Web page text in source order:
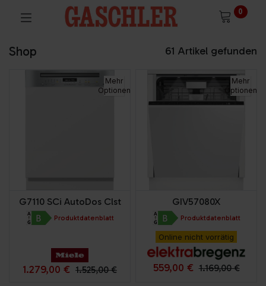
0
Shop 61 Artikel gefunden
Mehr
Optionen
G7110 SCi AutoDos Clst
Produktdatenblatt
1.279,00 € 1.525,00€
Mehr
Optionen
GIV57080X
Produktdatenblatt
Online nicht vorrätig
559,00 € 1.169,00€